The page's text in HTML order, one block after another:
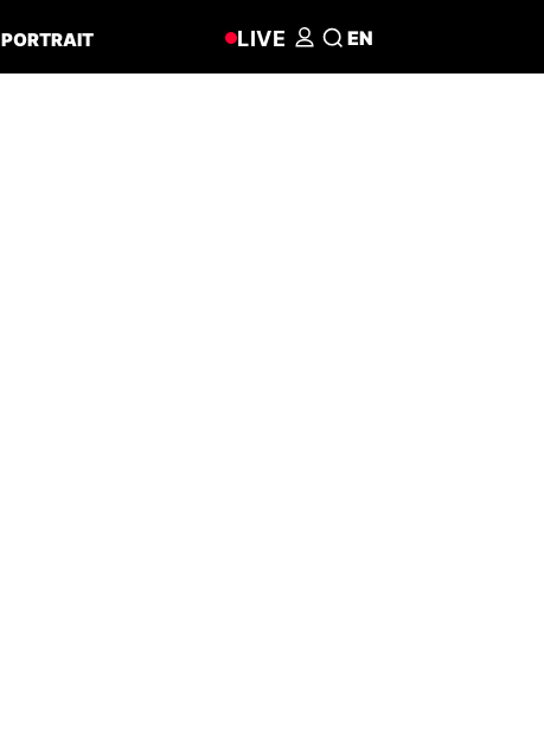
PORTRAIT LIVE EN